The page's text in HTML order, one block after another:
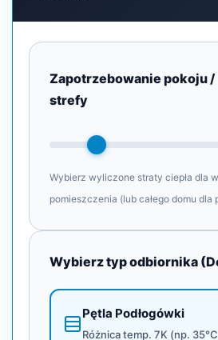
Zapotrzebowanie pokoju /
strefy
Wybierz wyliczone straty ciepła dla
pomieszczenia (lub całego domu dla
Wybierz typ odbiornika
Pętla Podłogówki
Różnica temp. 7K (np.